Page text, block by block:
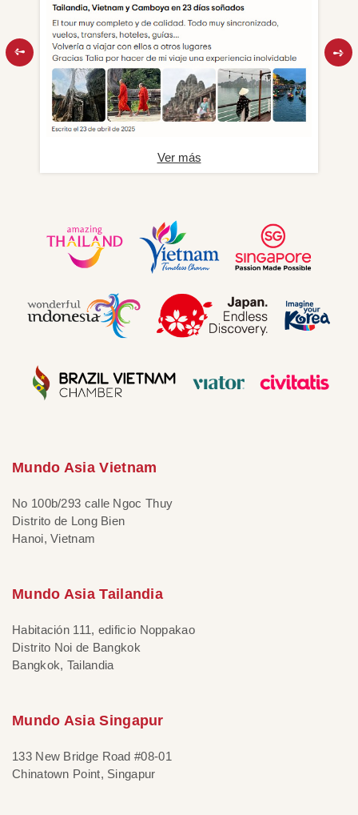
Ver más
Mundo Asia Vietnam
No 100b/293 calle Ngoc Thuy
Distrito de Long Bien
Hanoi, Vietnam
Mundo Asia Tailandia
Habitación 111, edificio Noppakao
Distrito Noi de Bangkok
Bangkok, Tailandia
Mundo Asia Singapur
133 New Bridge Road #08-01
Chinatown Point, Singapur